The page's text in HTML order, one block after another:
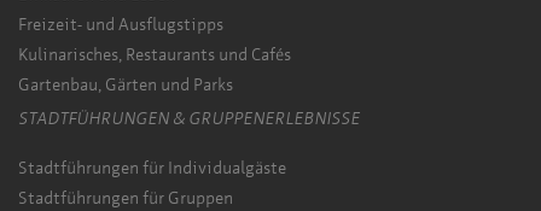
Freizeit- und Ausflugstipps
Kulinarisches, Restaurants und Cafés
Gartenbau, Gärten und Parks
STADTFÜHRUNGEN & GRUPPENERLEBNISSE
Stadtführungen für Individualgäste
Stadtführungen für Gruppen